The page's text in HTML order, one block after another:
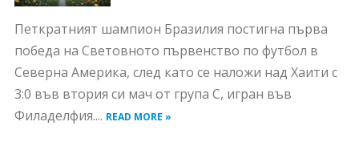
Петкратният шампион Бразилия постигна първа
победа на Световното първенство по футбол в
Северна Америка, след като се наложи над Хаити с
3:0 във втория си мач от група С, игран във
Филаделфия.... READ MORE »